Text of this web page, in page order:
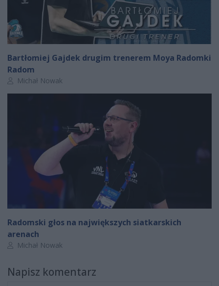
Bartłomiej Gajdek drugim trenerem Moya Radomki
Radom
Autor artykułu:
Michał Nowak
Radomski głos na największych siatkarskich
arenach
Autor artykułu:
Michał Nowak
Napisz komentarz